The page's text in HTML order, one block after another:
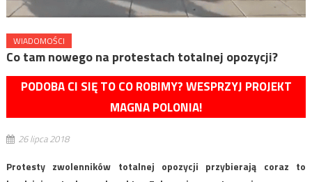
WIADOMOŚCI
Co tam nowego na protestach totalnej opozycji?
PODOBA CI SIĘ TO CO ROBIMY? WESPRZYJ PROJEKT
MAGNA POLONIA!
26 lipca 2018
Protesty zwolenników totalnej opozycji przybierają coraz to